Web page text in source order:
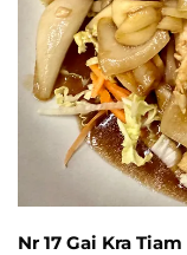
Nr 17 Gai Kra Tiam